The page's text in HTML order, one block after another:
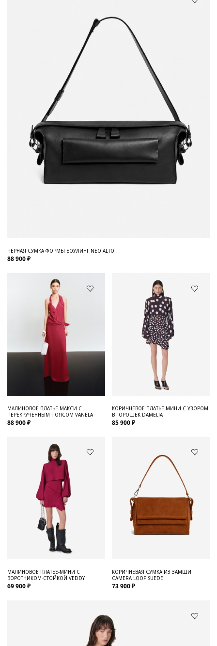
ЧЕРНАЯ СУМКА ФОРМЫ БОУЛИНГ NEO ALTO
88 900 ₽
МАЛИНОВОЕ ПЛАТЬЕ-МАКСИ С
ПЕРЕКРУЧЕННЫМ ПОЯСОМ VANELA
88 900 ₽
КОРИЧНЕВОЕ ПЛАТЬЕ-МИНИ С УЗОРОМ
В ГОРОШЕК DAMELIA
85 900 ₽
МАЛИНОВОЕ ПЛАТЬЕ-МИНИ С
ВОРОТНИКОМ-СТОЙКОЙ VEDDY
69 900 ₽
КОРИЧНЕВАЯ СУМКА ИЗ ЗАМШИ
CAMERA LOOP SUEDE
73 900 ₽